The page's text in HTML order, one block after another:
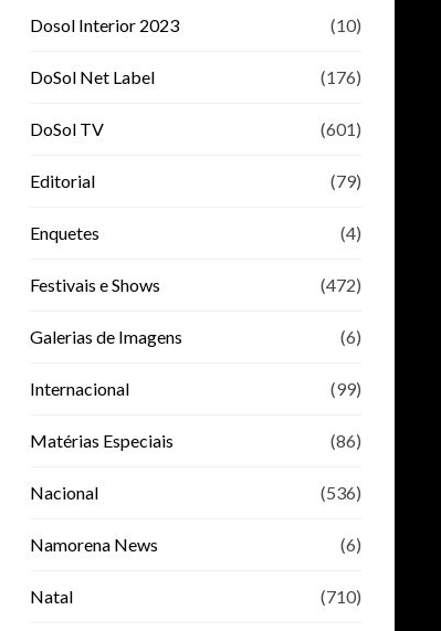
Dosol Interior 2023 (10)
DoSol Net Label (176)
DoSol TV (601)
Editorial (79)
Enquetes (4)
Festivais e Shows (472)
Galerias de Imagens (6)
Internacional (99)
Matérias Especiais (86)
Nacional (536)
Namorena News (6)
Natal (710)